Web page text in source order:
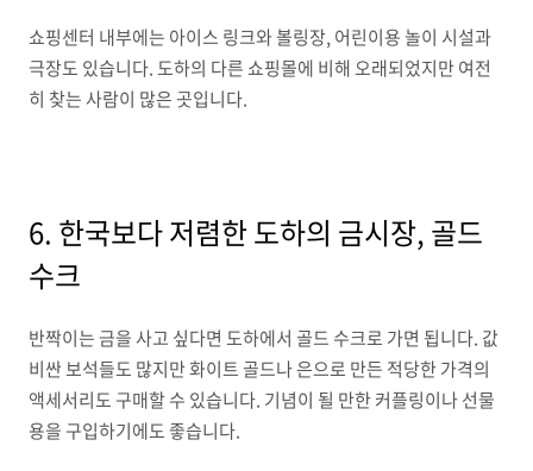
쇼핑센터 내부에는 아이스 링크와 볼링장, 어린이용 놀이 시설과
극장도 있습니다. 도하의 다른 쇼핑몰에 비해 오래되었지만 여전
히 찾는 사람이 많은 곳입니다.
6. 한국보다 저렴한 도하의 금시장, 골드
수크
반짝이는 금을 사고 싶다면 도하에서 골드 수크로 가면 됩니다. 값
비싼 보석들도 많지만 화이트 골드나 은으로 만든 적당한 가격의
액세서리도 구매할 수 있습니다. 기념이 될 만한 커플링이나 선물
용을 구입하기에도 좋습니다.